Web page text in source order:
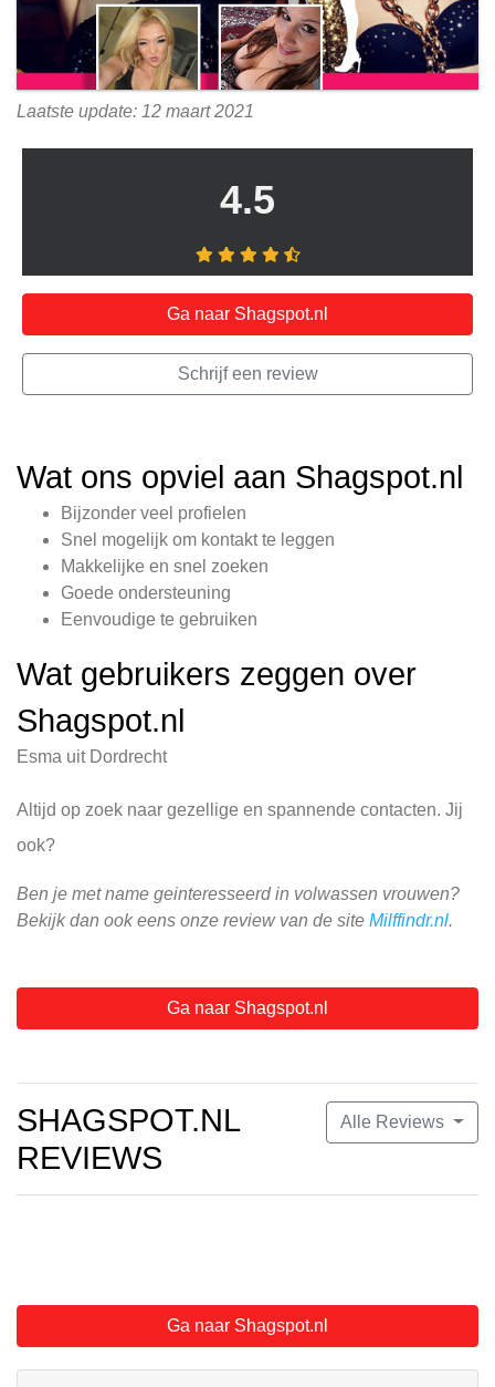
Laatste update: 12 maart 2021
4.5
Ga naar Shagspot.nl
Schrijf een review
Wat ons opviel aan Shagspot.nl
Bijzonder veel profielen
Snel mogelijk om kontakt te leggen
Makkelijke en snel zoeken
Goede ondersteuning
Eenvoudige te gebruiken
Wat gebruikers zeggen over
Shagspot.nl
Esma uit Dordrecht
Altijd op zoek naar gezellige en spannende contacten. Jij
ook?
Ben je met name geinteresseerd in volwassen vrouwen?
Bekijk dan ook eens onze review van de site Milffindr.nl.
Ga naar Shagspot.nl
Alle Reviews
SHAGSPOT.NL
REVIEWS
Ga naar Shagspot.nl